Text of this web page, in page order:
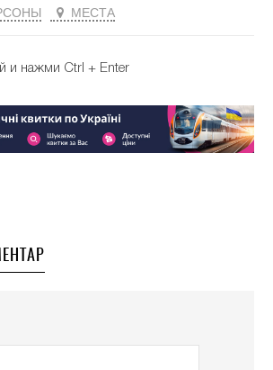
МЕСТА
и нажми Ctrl + Enter